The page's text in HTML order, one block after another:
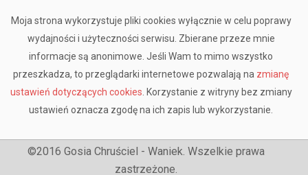
Moja strona wykorzystuje pliki cookies wyłącznie w celu poprawy
wydajności i użyteczności serwisu. Zbierane przeze mnie
informacje są anonimowe. Jeśli Wam to mimo wszystko
przeszkadza, to przeglądarki internetowe pozwalają na zmianę
ustawień dotyczących cookies . Korzystanie z witryny bez zmiany
ustawień oznacza zgodę na ich zapis lub wykorzystanie.
©2016 Gosia Chruściel - Waniek. Wszelkie prawa
zastrzeżone.